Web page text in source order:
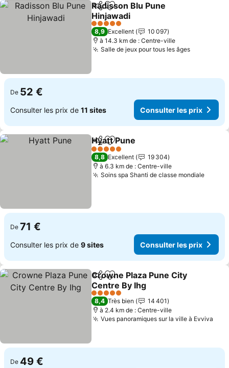
PartagerAjouter à mes favoris
Radisson Blu Pune
Hinjawadi
Consulter les prix
5 Étoiles
8,9 Excellent
10 097
à 14.3 km de : Centre-ville
Salle de jeux pour tous les âges
De 52 €
Consulter les prix de 11 sites Consulter les prix
PartagerAjouter à mes favoris
Hyatt Pune
5 Étoiles
8,8 Excellent
19 304
à 6.3 km de : Centre-ville
Soins spa Shanti de classe mondiale
De 71 €
Consulter les prix de 9 sites Consulter les prix
PartagerAjouter à mes favoris
Crowne Plaza Pune City
Centre By Ihg
Consulter les prix
5 Étoiles
8,4 Très bien
14 401
à 2.4 km de : Centre-ville
Vues panoramiques sur la ville à Evviva
De 49 €